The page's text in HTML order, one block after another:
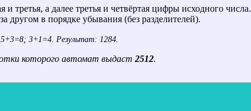
третья, а далее третья и четвёртая цифры исходного числа.
другом в порядке убывания (без разделителей).
3+1=4. Результат: 1284.
которого автомат выдаст 2512.